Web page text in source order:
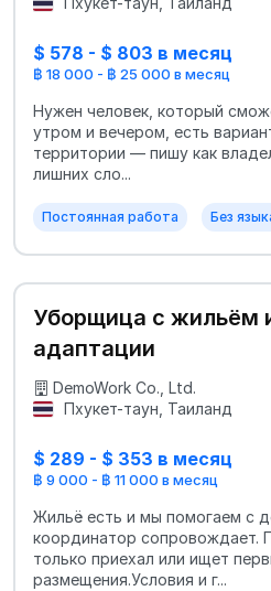
$ 578 - $ 803 в месяц
฿ 18 000 - ฿ 25 000 в месяц
Нужен человек, который
утром и вечером, есть
территории — пишу как
лишних сло...
Постоянная работа Без
Уборщица с жильём
адаптации
DemoWork Co., Ltd.
Пхукет-таун, Таиланд
$ 289 - $ 353 в месяц
฿ 9 000 - ฿ 11 000 в месяц
Жильё есть и мы помогаем с
координатор сопровождает.
только приехал или ищет
размещения.Условия и г...